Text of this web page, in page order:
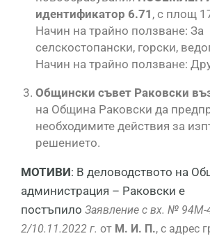
идентификатор 6.71 , с площ
Начин на трайно ползване: За
селскостопански, горски,
Начин на трайно ползване:
Общински съвет Раковски
на Община Раковски да
необходимите действия за
решението.
МОТИВИ: В деловодството на
администрация – Раковски е
постъпило Заявление с вх. № 94М-
2/10.11.2022 г. от М. И. П., с адрес